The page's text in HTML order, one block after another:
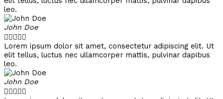
leo.
John Doe

Lorem ipsum dolor sit amet, consectetur adipiscing elit. Ut
elit tellus, luctus nec ullamcorper mattis, pulvinar dapibus
leo.
John Doe
